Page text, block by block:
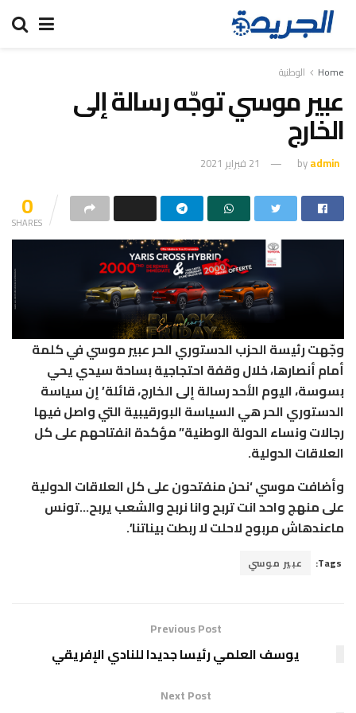
Home الوطنية
عبير موسي توجّه رسالة إلى
الخارج
byadmin 21 فبراير 2021
0
SHARES
وجّهت رئيسة الحزب الدستوري الحر عبير موسي في كلمة
أمام أنصارها، خلال وقفة احتجاجية بساحة سيدي يحي
بسوسة، اليوم الأحد رسالة إلى الخارج، قائلة’ إن سياسة
الدستوري الحر هي السياسة البورقيبية التي واصل فيها
رجالات ونساء الدولة الوطنية” مؤكدة انفتاحهم على كل
العلاقات الدولية.
وأضافت موسي ‘نحن منفتحون على كل العلاقات الدولية
على منهج واحد انت تربح وانا نربح والشعب يربح…تونس
ماعندهاش مربوح لاحلت لا ربطت بيناتنا’.
Tags: عبير موسي
Previous Post
يوسف العلمي رئيسا جديدا للنادي الإفريقي
Next Post